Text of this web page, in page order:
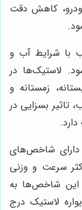
کاهش دقت
با شرایط آب و
لاستیک‌ها در
زمستانه و
تاثیر بسزایی در
شاخص‌های
سرعت و وزنی
این شاخص‌ها به
لاستیک درج